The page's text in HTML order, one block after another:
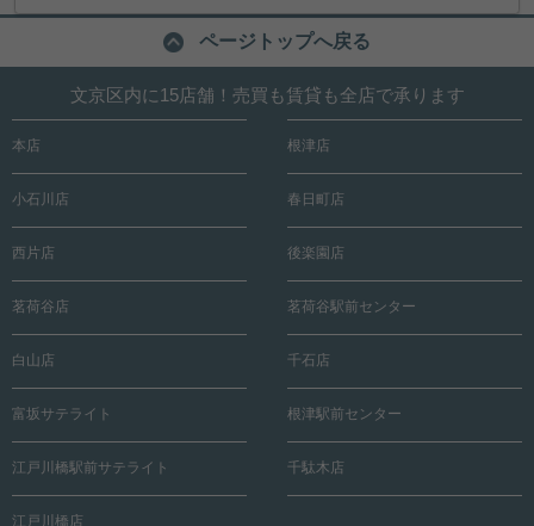
ページトップへ戻る
文京区内に15店舗！売買も賃貸も全店で承ります
本店 根津店
小石川店 春日町店
西片店 後楽園店
茗荷谷店 茗荷谷駅前センター
白山店 千石店
富坂サテライト 根津駅前センター
江戸川橋駅前サテライト 千駄木店
江戸川橋店